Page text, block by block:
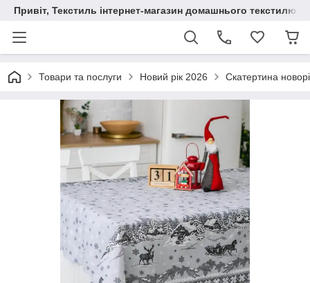
Привіт, Текстиль інтернет-магазин домашнього текстилю
Товари та послуги Новий рік 2026 Скатертина